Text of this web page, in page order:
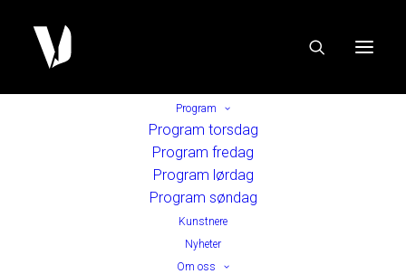
Program
Program torsdag
Program fredag
Program lørdag
Program søndag
Kunstnere
Nyheter
Om oss